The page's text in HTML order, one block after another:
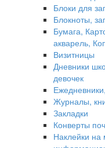
Блоки для
Блокноты,
Бумага,
акварель,
Визитницы
Дневники
девочек
Журналы,
Закладки
Конверты
Наклейки на